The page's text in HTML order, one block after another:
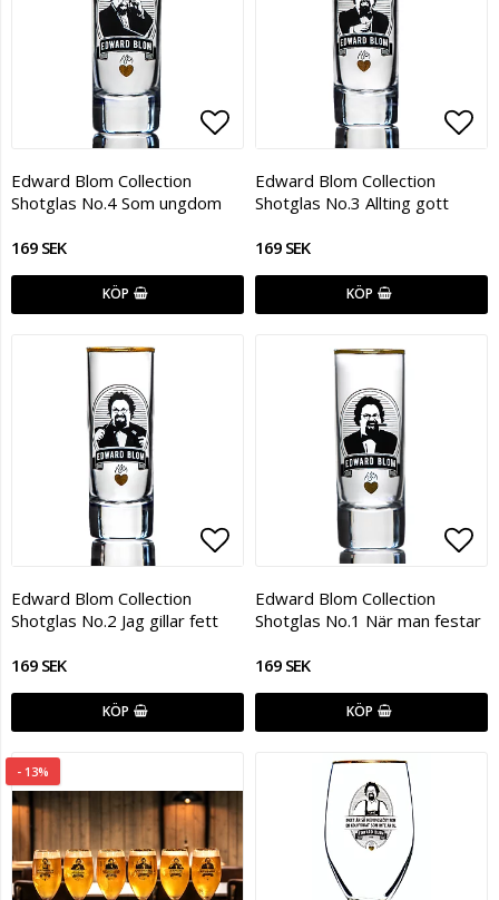
Lägg till i favoritlistan
Edward Blom Collection
Shotglas No.4 Som ungdom
169 SEK
KÖP
Edward Blom Collection
Shotglas No.3 Allting gott
169 SEK
KÖP
Lägg till i favoritlistan
Edward Blom Collection
Shotglas No.2 Jag gillar fett
169 SEK
KÖP
Edward Blom Collection
Shotglas No.1 När man festar
169 SEK
KÖP
- 13%